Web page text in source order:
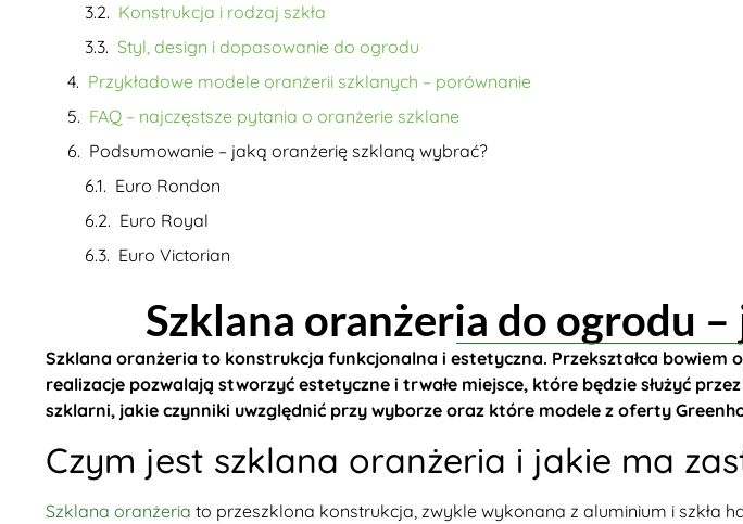
Konstrukcja i rodzaj szkła
Styl, design i dopasowanie do ogrodu
Przykładowe modele oranżerii szklanych – porównanie
FAQ – najczęstsze pytania o oranżerie szklane
Podsumowanie – jaką oranżerię szklaną wybrać?
Euro Rondon
Euro Royal
Euro Victorian
Szklana oranżeria do ogrodu
Szklana oranżeria to konstrukcja funkcjonalna i estetyczna. Przekształca
realizacje pozwalają stworzyć estetyczne i trwałe miejsce, które będzie służyć
szklarni, jakie czynniki uwzględnić przy wyborze oraz które modele z oferty
Czym jest szklana oranżeria i jakie ma
Szklana oranżeria to przeszklona konstrukcja, zwykle wykonana z aluminium i szkła